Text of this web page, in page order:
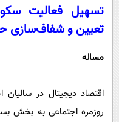
تسهیل فعالیت
تعیین و شفاف‌سازی
مساله
اقتصاد دیجیتال در
روزمره اجتماعی به بخش